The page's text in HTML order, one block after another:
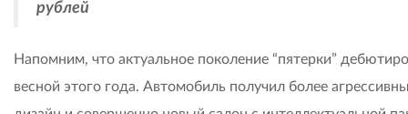
рублей
Напомним, что актуальное поколение “пятерки”
весной этого года. Автомобиль получил более